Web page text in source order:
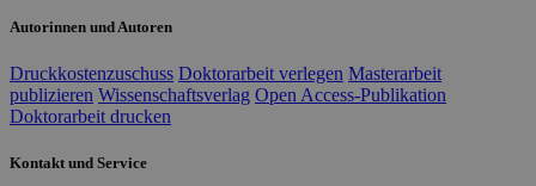
Autorinnen und Autoren
Druckkostenzuschuss Doktorarbeit verlegen Masterarbeit
publizieren Wissenschaftsverlag Open Access-Publikation
Doktorarbeit drucken
Kontakt und Service